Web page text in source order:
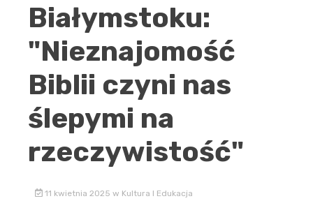
Białymstoku:
"Nieznajomość
Biblii czyni nas
ślepymi na
rzeczywistość"
11 kwietnia 2025 w Kultura I Edukacja